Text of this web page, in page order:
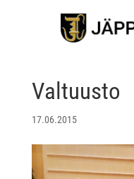
Valtuusto
17.06.2015